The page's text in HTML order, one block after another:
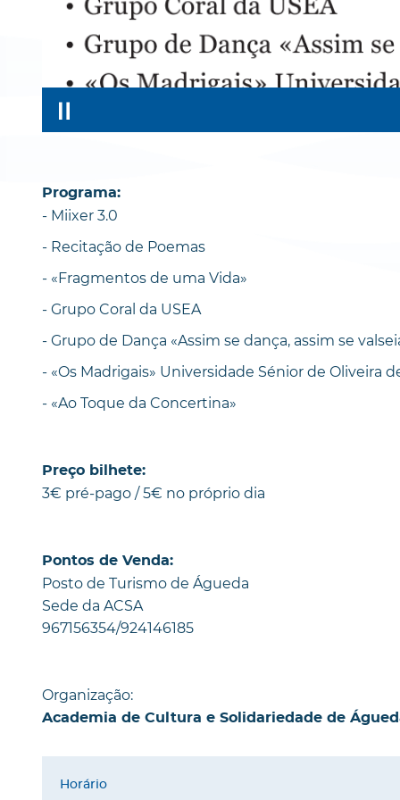
Programa:
- Miixer 3.0
- Recitação de Poemas
- «Fragmentos de uma Vida»
- Grupo Coral da USEA
- Grupo de Dança «Assim se dança, assim se
- «Os Madrigais» Universidade Sénior de Oliveira
- «Ao Toque da Concertina»
Preço bilhete:
3€ pré-pago / 5€ no próprio dia
Pontos de Venda:
Posto de Turismo de Águeda
Sede da ACSA
967156354/924146185
Organização:
Academia de Cultura e Solidariedade de